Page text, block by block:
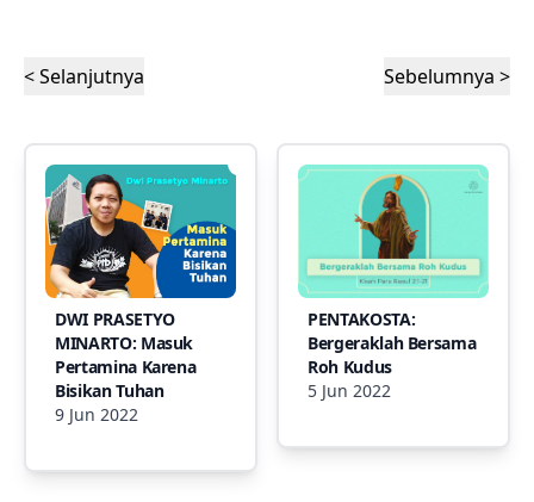
< Selanjutnya Sebelumnya >
DWI PRASETYO
MINARTO: Masuk
Pertamina Karena
Bisikan Tuhan
9 Jun 2022
PENTAKOSTA:
Bergeraklah Bersama
Roh Kudus
5 Jun 2022